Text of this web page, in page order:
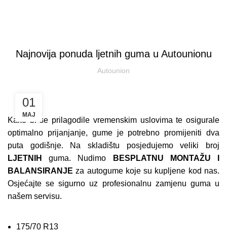
Najnovija ponuda ljetnih guma u Autounionu
Autounion
01
MAJ
Kako bi se prilagodile vremenskim uslovima te osigurale
optimalno prijanjanje, gume je potrebno promijeniti dva
puta godišnje. Na skladištu posjedujemo veliki broj
LJETNIH
guma. Nudimo
BESPLATNU MONTAŽU I
BALANSIRANJE za autogume koje su kupljene kod nas.
Osjećajte se sigurno uz profesionalnu zamjenu guma u
našem servisu.
175/70 R13